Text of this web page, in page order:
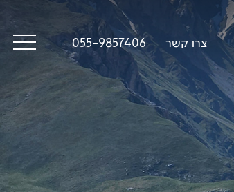
צרו קשר 055-9857406
סיפורי דרך
פודקאסט טראק טוק
תקנון